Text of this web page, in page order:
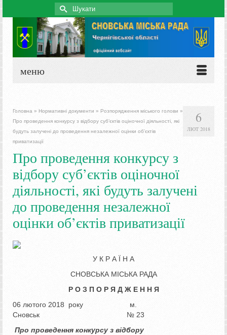
Search
for:
меню
6
ЛЮТ 2018
Головна » Нормативні документи » Розпорядження міського голови »
Про проведення конкурсу з відбору суб’єктів оціночної діяльності, які
будуть залучені до проведення незалежної оцінки об’єктів
приватизації
Про проведення конкурсу з
відбору суб’єктів оціночної
діяльності, які будуть залучені
до проведення незалежної
оцінки об’єктів приватизації
У К Р А Ї Н А
СНОВСЬКА МІСЬКА РАДА
Р О З П О Р Я Д Ж Е Н Н Я
06 лютого 2018 року м.
Сновськ № 23
Про проведення конкурсу з відбору